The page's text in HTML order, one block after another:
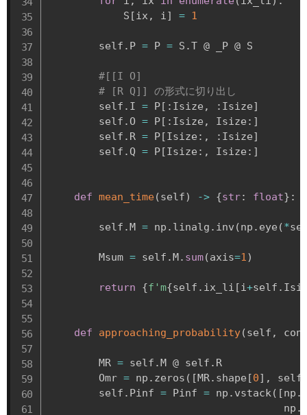
            S
[ix , i] = 1
        self
. P = P = S .T @ _P @ S
#[[I O]
# [R Q]] の形式に切り出し
        self
. I = P[ : Isize , : Isize]
        self
. O = P[ : Isize , Isize : ]
        self
. R = P[Isize : , : Isize]
        self
. Q = P[Isize : , Isize : ]
def mean_time(self) -> {str: float} :
        self
.M = np . linalg . inv (np . eye (*
        Msum
= self .M. sum(axis=1)
return {f'm{self . ix_li [i+self .
def approaching_probability(self ,
        MR
= self .M @ self . R
        Omr
= np . zeros ( [MR. shape [0] , self
        self
. Pinf = Pinf = np . vstack( [np .
                                      np
.